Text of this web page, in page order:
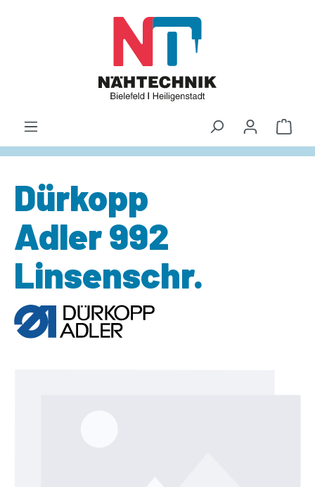
Dürkopp
Adler 992
Linsenschr.